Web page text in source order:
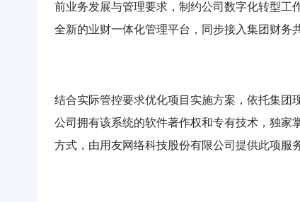
前业务发展与管理要求，制约公司数字化转型工
全新的业财一体化管理平台，同步接入集团财务
结合实际管控要求优化项目实施方案，依托集团
公司拥有该系统的软件著作权和专有技术，独家
方式，由用友网络科技股份有限公司提供此项服务